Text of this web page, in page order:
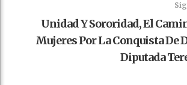
Unidad Y Sororidad, El
Mujeres Por La Conquista De
Diputada